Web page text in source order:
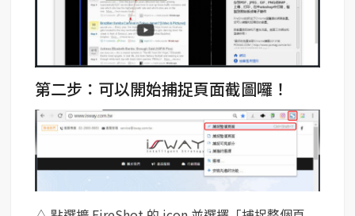
第二步：可以開始捕捉頁面截圖囉！